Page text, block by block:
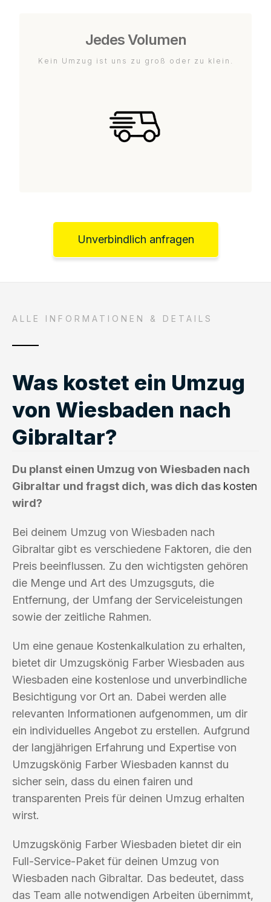
Jedes Volumen
Kein Umzug ist uns zu groß oder zu klein.
Unverbindlich anfragen
ALLE INFORMATIONEN & DETAILS
Was kostet ein Umzug
von Wiesbaden nach
Gibraltar?
Du planst einen Umzug von Wiesbaden nach
Gibraltar und fragst dich, was dich das kosten
wird?
Bei deinem Umzug von Wiesbaden nach
Gibraltar gibt es verschiedene Faktoren, die den
Preis beeinflussen. Zu den wichtigsten gehören
die Menge und Art des Umzugsguts, die
Entfernung, der Umfang der Serviceleistungen
sowie der zeitliche Rahmen.
Um eine genaue Kostenkalkulation zu erhalten,
bietet dir Umzugskönig Farber Wiesbaden aus
Wiesbaden eine kostenlose und unverbindliche
Besichtigung vor Ort an. Dabei werden alle
relevanten Informationen aufgenommen, um dir
ein individuelles Angebot zu erstellen. Aufgrund
der langjährigen Erfahrung und Expertise von
Umzugskönig Farber Wiesbaden kannst du
sicher sein, dass du einen fairen und
transparenten Preis für deinen Umzug erhalten
wirst.
Umzugskönig Farber Wiesbaden bietet dir ein
Full-Service-Paket für deinen Umzug von
Wiesbaden nach Gibraltar. Das bedeutet, dass
das Team alle notwendigen Arbeiten übernimmt,